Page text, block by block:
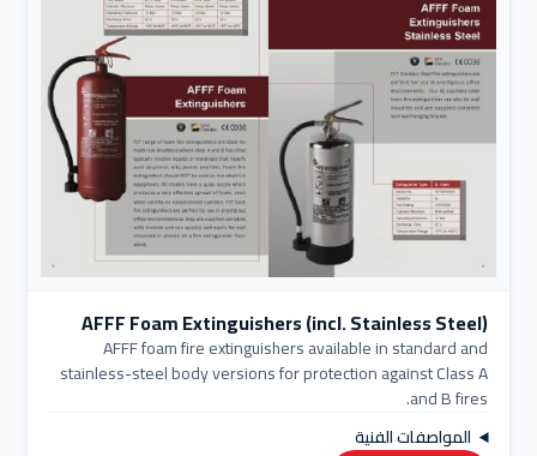
AFFF Foam Extinguishers (incl. Stainless Steel)
AFFF foam fire extinguishers available in standard and
stainless-steel body versions for protection against Class A
and B fires.
المواصفات الفنية